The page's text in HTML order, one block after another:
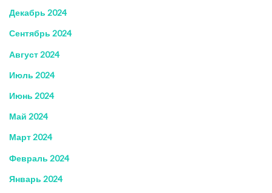
Декабрь 2024
Сентябрь 2024
Август 2024
Июль 2024
Июнь 2024
Май 2024
Март 2024
Февраль 2024
Январь 2024